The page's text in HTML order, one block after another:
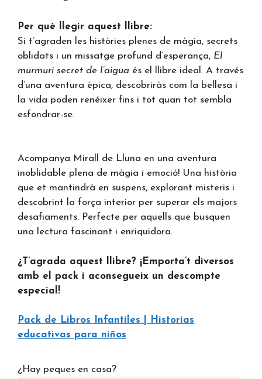
Per què llegir aquest llibre:
Si t’agraden les històries plenes de màgia, secrets
oblidats i un missatge profund d’esperança, El
murmuri secret de l’aigua és el llibre ideal. A través
d’una aventura èpica, descobriràs com la bellesa i
la vida poden renéixer fins i tot quan tot sembla
esfondrar-se.
Acompanya Mirall de Lluna en una aventura
inoblidable plena de màgia i emoció! Una història
que et mantindrà en suspens, explorant misteris i
descobrint la força interior per superar els majors
desafiaments. Perfecte per aquells que busquen
una lectura fascinant i enriquidora.
¿T’agrada aquest llibre? ¡Emporta’t diversos
amb el pack i aconsegueix un descompte
especial!
Pack de Libros Infantiles | Historias
educativas para niños
¿Hay peques en casa?